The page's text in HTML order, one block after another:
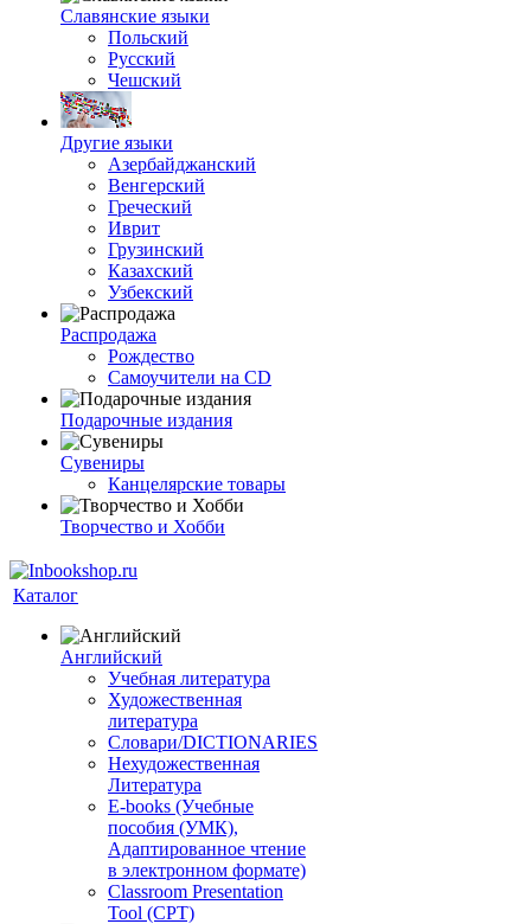
Славянские языки
Польский
Русский
Чешский
Другие языки
Азербайджанский
Венгерский
Греческий
Иврит
Грузинский
Казахский
Узбекский
Распродажа
Рождество
Самоучители на CD
Подарочные издания
Сувениры
Канцелярские товары
Творчество и Хобби
Каталог
Английский
Учебная литература
Художественная
литература
Словари/DICTIONARIES
Нехудожественная
Литература
E-books (Учебные
пособия (УМК),
Адаптированное чтение
в электронном формате)
Classroom Presentation
Tool (CPT)